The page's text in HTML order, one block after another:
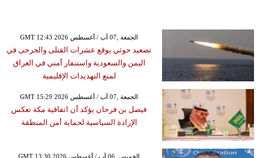
GMT 12:43 2026 الجمعة ,07 آب / أغسطس
تصعيد حوثي يوقع عشرات القتلى والجرحى في
اليمن والسعودية واستنفار أمني في العراق
لمنع التهديدات الإقليمية
GMT 15:29 2026 الجمعة ,07 آب / أغسطس
فيصل بن فرحان يؤكد أن اتفاقية مكة تعكس
الإرادة السياسية لحماية أمن المنطقة
GMT 13:30 2026 الخميس ,06 آب / أغسطس